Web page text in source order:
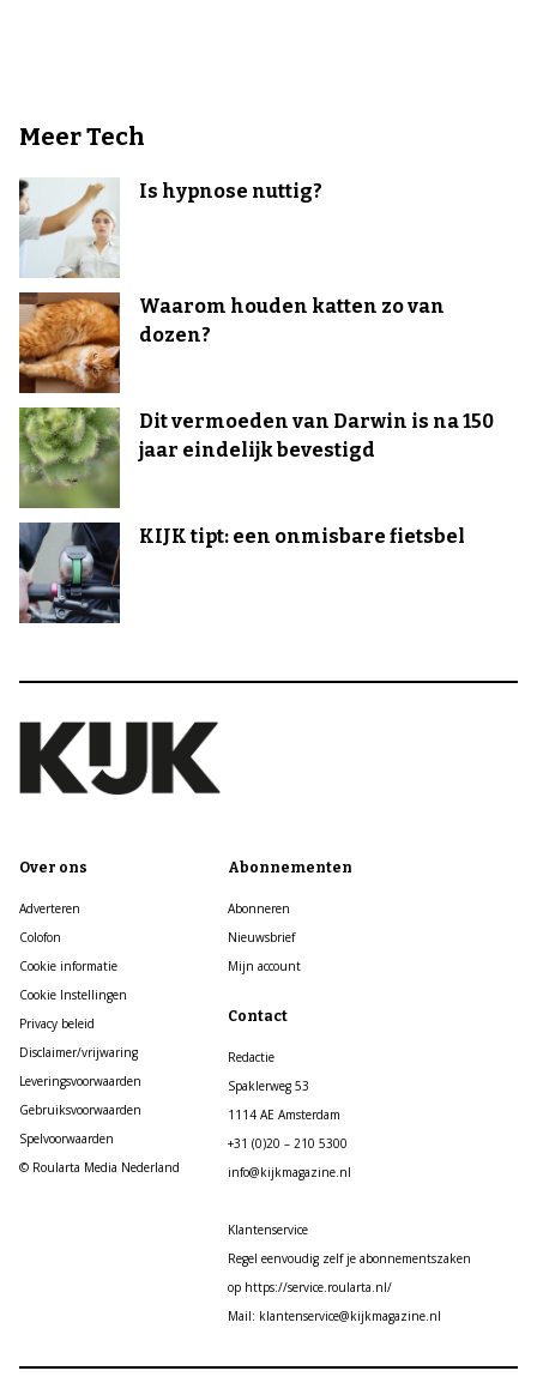
Meer Tech
Is hypnose nuttig?
Waarom houden katten zo van
dozen?
Dit vermoeden van Darwin is na 150
jaar eindelijk bevestigd
KIJK tipt: een onmisbare fietsbel
Over ons
Adverteren
Colofon
Cookie informatie
Cookie Instellingen
Privacy beleid
Disclaimer/vrijwaring
Leveringsvoorwaarden
Gebruiksvoorwaarden
Spelvoorwaarden
© Roularta Media Nederland
Abonnementen
Abonneren
Nieuwsbrief
Mijn account
Contact
Redactie
Spaklerweg 53
1114 AE Amsterdam
+31 (0)20 – 210 5300
info@kijkmagazine.nl
Klantenservice
Regel eenvoudig zelf je abonnementszaken
op https://service.roularta.nl/
Mail: klantenservice@kijkmagazine.nl